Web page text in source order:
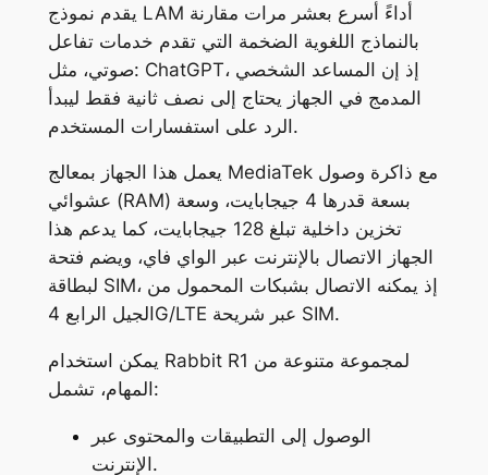
يقدم نموذج LAM أداءً أسرع بعشر مرات مقارنة
بالنماذج اللغوية الضخمة التي تقدم خدمات تفاعل
صوتي، مثل: ChatGPT، إذ إن المساعد الشخصي
المدمج في الجهاز يحتاج إلى نصف ثانية فقط ليبدأ
الرد على استفسارات المستخدم.
يعمل هذا الجهاز بمعالج MediaTek مع ذاكرة وصول
عشوائي (RAM) بسعة قدرها 4 جيجابايت، وسعة
تخزين داخلية تبلغ 128 جيجابايت، كما يدعم هذا
الجهاز الاتصال بالإنترنت عبر الواي فاي، ويضم فتحة
لبطاقة SIM، إذ يمكنه الاتصال بشبكات المحمول من
الجيل الرابع 4G/LTE عبر شريحة SIM.
يمكن استخدام Rabbit R1 لمجموعة متنوعة من
المهام، تشمل:
الوصول إلى التطبيقات والمحتوى عبر
الإنترنت.